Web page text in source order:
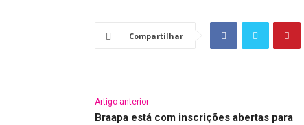
Compartilhar
Artigo anterior
Braapa está com inscrições abertas para